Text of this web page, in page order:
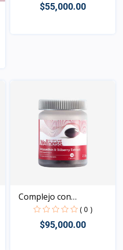
$55,000.00
Complejo con
Astaxantin...
( 0 )
$95,000.00